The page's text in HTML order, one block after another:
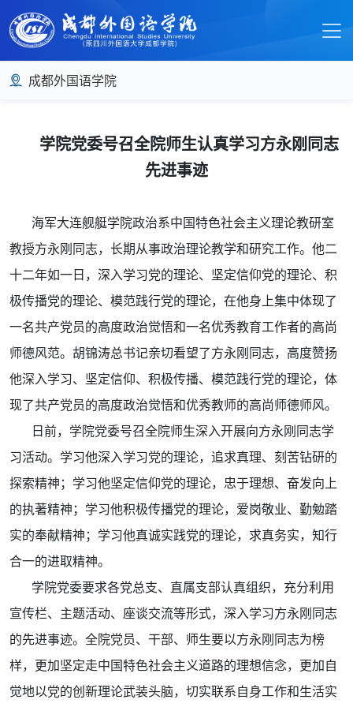
成都外国语学院
学院党委号召全院师生认真学习方永刚同志
先进事迹
海军大连舰艇学院政治系中国特色社会主义理论教研室
教授方永刚同志，长期从事政治理论教学和研究工作。他二
十二年如一日，深入学习党的理论、坚定信仰党的理论、积
极传播党的理论、模范践行党的理论，在他身上集中体现了
一名共产党员的高度政治觉悟和一名优秀教育工作者的高尚
师德风范。胡锦涛总书记亲切看望了方永刚同志，高度赞扬
他深入学习、坚定信仰、积极传播、模范践行党的理论，体
现了共产党员的高度政治觉悟和优秀教师的高尚师德师风。
日前，学院党委号召全院师生深入开展向方永刚同志学
习活动。学习他深入学习党的理论，追求真理、刻苦钻研的
探索精神；学习他坚定信仰党的理论，忠于理想、奋发向上
的执著精神；学习他积极传播党的理论，爱岗敬业、勤勉踏
实的奉献精神；学习他真诚实践党的理论，求真务实，知行
合一的进取精神。
学院党委要求各党总支、直属支部认真组织，充分利用
宣传栏、主题活动、座谈交流等形式，深入学习方永刚同志
的先进事迹。全院党员、干部、师生要以方永刚同志为榜
样，更加坚定走中国特色社会主义道路的理想信念，更加自
觉地以党的创新理论武装头脑，切实联系自身工作和生活实